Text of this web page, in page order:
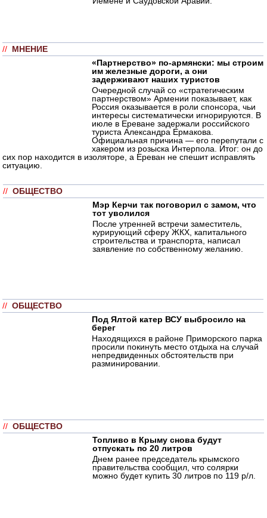
// МНЕНИЕ
«Партнерство» по-армянски: мы строим
им железные дороги, а они
задерживают наших туристов
Очередной случай со «стратегическим
партнерством» Армении показывает, как
Россия оказывается в роли спонсора, чьи
интересы систематически игнорируются. В
июле в Ереване задержали российского
туриста Александра Ермакова.
Официальная причина — его перепутали с
хакером из розыска Интерпола. Итог: он до
сих пор находится в изоляторе, а Ереван не спешит исправлять
ситуацию.
// ОБЩЕСТВО
Мэр Керчи так поговорил с замом, что
тот уволился
После утренней встречи заместитель,
курирующий сферу ЖКХ, капитального
строительства и транспорта, написал
заявление по собственному желанию.
// ОБЩЕСТВО
Под Ялтой катер ВСУ выбросило на
берег
Находящихся в районе Приморского парка
просили покинуть место отдыха на случай
непредвиденных обстоятельств при
разминировании.
// ОБЩЕСТВО
Топливо в Крыму снова будут
отпускать по 20 литров
Днем ранее председатель крымского
правительства сообщил, что солярки
можно будет купить 30 литров по 119 р/л.